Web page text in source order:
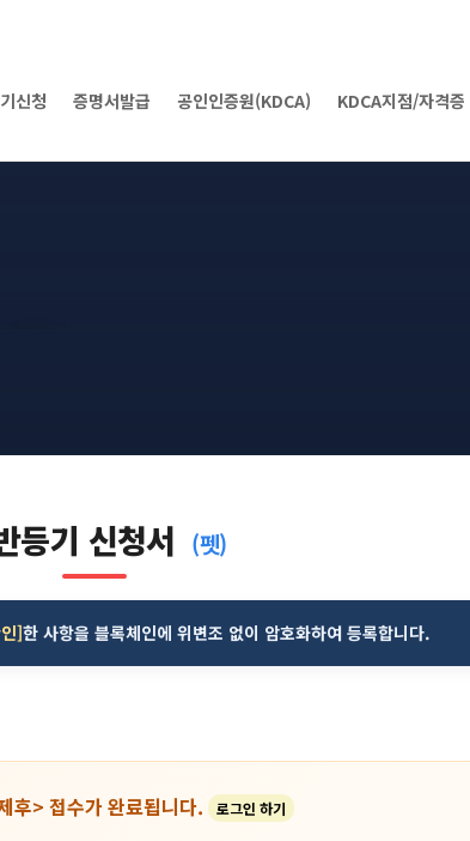
신청 증명서발급 공인인증원(KDCA) KDCA지점/자격증
등기 신청서 (펫)
]한 사항을 블록체인에 위변조 없이 암호화하여 등록합니다.
후> 접수가 완료됩니다. 로그인 하기